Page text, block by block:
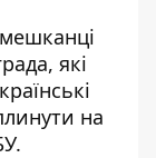
які
на